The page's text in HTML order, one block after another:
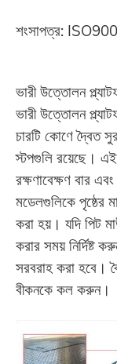
শংসাপত্র:
ভারী উত্তোলন
ভারী উত্তোলন
চারটি কোণে দ্বৈত
স্টপগুলি রয়েছে। এই
রক্ষণাবেক্ষণ বার
মডেলগুলিকে পৃষ্ঠের
করা হয়। যদি পিট
করার সময় নির্দিষ্ট
সরবরাহ করা হবে।
বীকনকে কল করুন।